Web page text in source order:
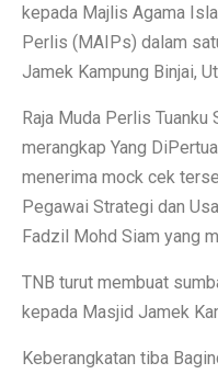
kepada Majlis Agama
Perlis (MAIPs) dalam
Jamek Kampung Binjai,
Raja Muda Perlis
merangkap Yang
menerima mock cek
Pegawai Strategi dan
Fadzil Mohd Siam yang
TNB turut membuat
kepada Masjid Jamek
Keberangkatan tiba